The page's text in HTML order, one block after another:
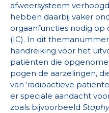
afweersysteem
hebben daarbij vaker
orgaanfuncties nodig op
(IC). In dit
handreiking voor het
patiënten die
pogen de aarzelingen,
van ‘radioactieve
er speciale aandacht
zoals bijvoorbeeld